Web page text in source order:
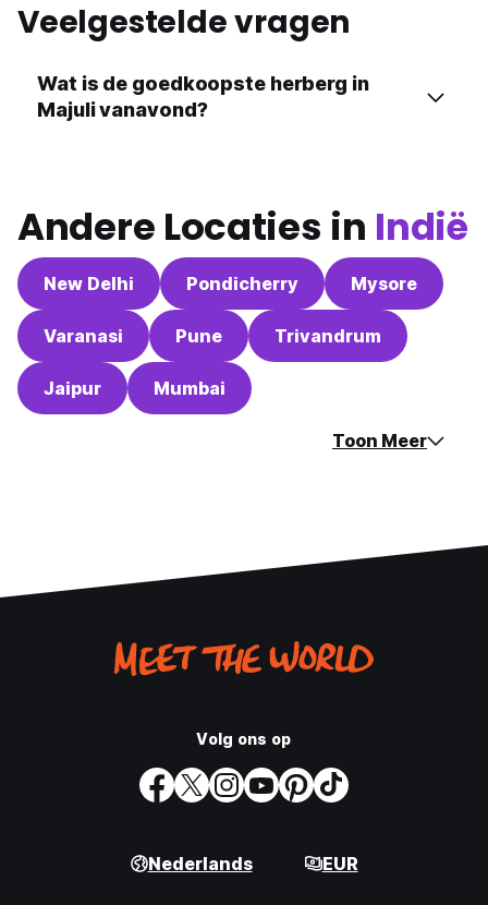
Veelgestelde vragen
Wat is de goedkoopste herberg in
Majuli vanavond?
Andere Locaties in Indië
New Delhi Pondicherry Mysore
Varanasi Pune Trivandrum
Jaipur Mumbai
Toon Meer
Volg ons op
Nederlands EUR